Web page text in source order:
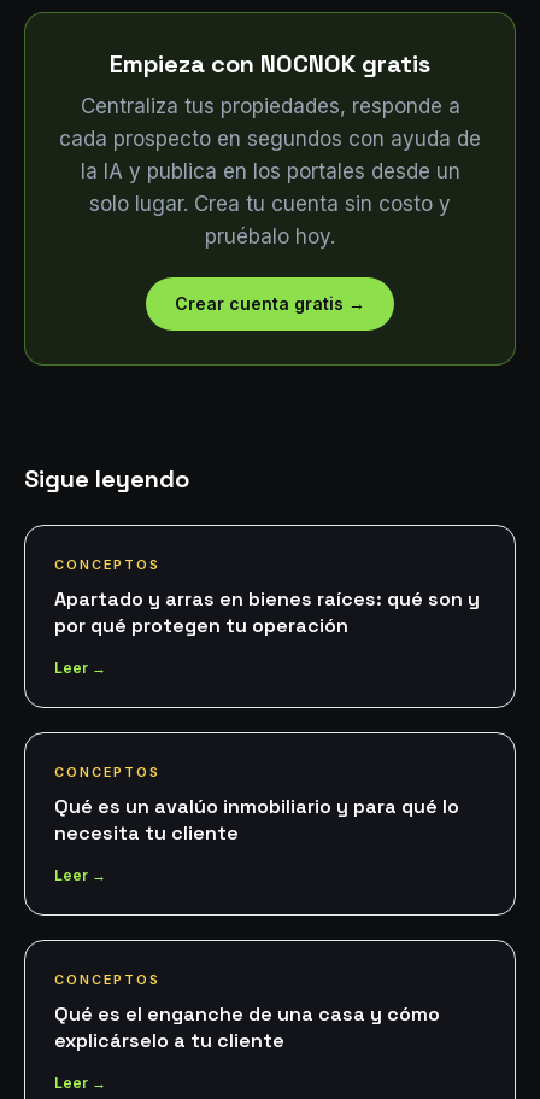
Empieza con NOCNOK gratis
Centraliza tus propiedades, responde a
cada prospecto en segundos con ayuda de
la IA y publica en los portales desde un
solo lugar. Crea tu cuenta sin costo y
pruébalo hoy.
Crear cuenta gratis →
Sigue leyendo
CONCEPTOS
Apartado y arras en bienes raíces: qué son y
por qué protegen tu operación
Leer →
CONCEPTOS
Qué es un avalúo inmobiliario y para qué lo
necesita tu cliente
Leer →
CONCEPTOS
Qué es el enganche de una casa y cómo
explicárselo a tu cliente
Leer →